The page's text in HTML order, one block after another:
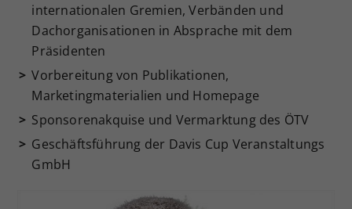
internationalen Gremien, Verbänden und
Dachorganisationen in Absprache mit dem
Präsidenten
Vorbereitung von Publikationen,
Marketingmaterialien und Homepage
Sponsorenakquise und Vermarktung des ÖTV
Geschäftsführung der Davis Cup Veranstaltungs
GmbH